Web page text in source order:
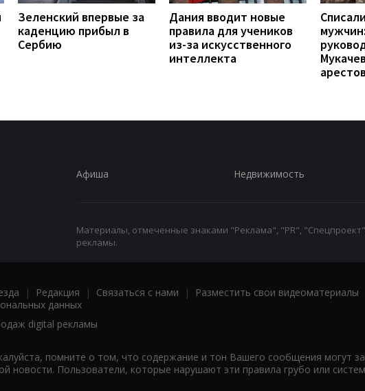
Зеленский впервые за
каденцию прибыл в
Сербию
Дания вводит новые
правила для учеников
из-за искусственного
интеллекта
Афиша Недвижимость
Материалы, отмеченные знаками "Реклама", "PR",
рекламы.
| Редакция | Связаться с нами | Разместить свои видеоматериалы
данных
digital рекламы
помните о том, что содержание и тон Вашего сообщения могут
новости. Пользователи, которые нарушают эти правила грубо или